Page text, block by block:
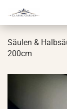
Säu­len &
200cm